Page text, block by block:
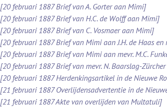
[20 februari 1887 Brief van A. Gorter aan Mimi]
[20 februari 1887 Brief van H.C. de Wolff aan Mimi]
[20 februari 1887 Brief van C. Vosmaer aan Mimi]
[20 februari 1887 Brief van Mimi aan J.H. de Haas en
[20 februari 1887 Brief van Mimi aan mevr. M.C.
[20 februari 1887 Brief van mevr. N. Baarslag-
[20 februari 1887 Herdenkingsartikel in de Nieuwe
[21 februari 1887 Overlijdensadvertentie in de
[21 februari 1887 Akte van overlijden van Multatuli]